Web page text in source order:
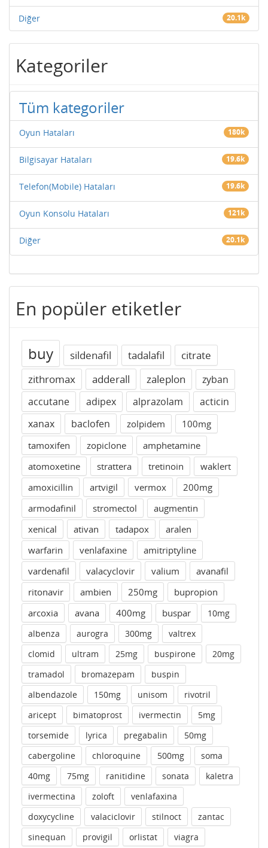
Diğer 20.1k
Kategoriler
Tüm kategoriler
Oyun Hataları 180k
Bilgisayar Hataları 19.6k
Telefon(Mobile) Hataları 19.6k
Oyun Konsolu Hataları 121k
Diğer 20.1k
En popüler etiketler
buy sildenafil tadalafil
citrate
zithromax
adderall zaleplon
zyban
accutane
adipex alprazolam
acticin
xanax
baclofen zolpidem
100mg
tamoxifen
zopiclone
amphetamine
atomoxetine
strattera tretinoin
waklert
amoxicillin
artvigil vermox
200mg
armodafinil
stromectol
augmentin
xenical
ativan tadapox
aralen
warfarin
venlafaxine
amitriptyline
vardenafil
valacyclovir valium
avanafil
ritonavir
ambien 250mg
bupropion
arcoxia
avana 400mg buspar
10mg
albenza
aurogra 300mg
valtrex
clomid
ultram 25mg buspirone
20mg
tramadol
bromazepam
buspin
albendazole
150mg unisom
rivotril
aricept
bimatoprost ivermectin
5mg
torsemide
lyrica pregabalin
50mg
cabergoline
chloroquine 500mg
soma
40mg
75mg ranitidine sonata
kaletra
ivermectina
zoloft
venlafaxina
doxycycline
valaciclovir stilnoct
zantac
sinequan
provigil orlistat viagra